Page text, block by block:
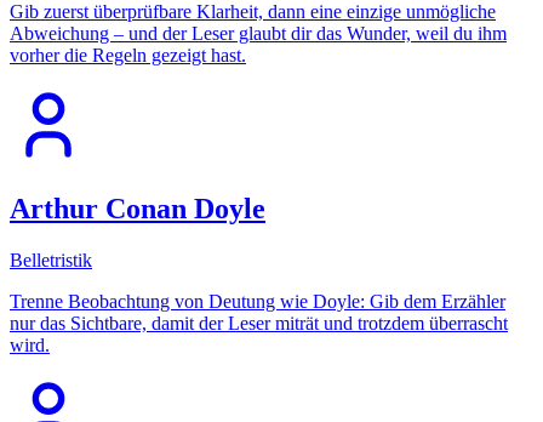
Gib zuerst überprüfbare Klarheit, dann eine einzige unmögliche
Abweichung – und der Leser glaubt dir das Wunder, weil du ihm
vorher die Regeln gezeigt hast.
Arthur Conan Doyle
Belletristik
Trenne Beobachtung von Deutung wie Doyle: Gib dem Erzähler
nur das Sichtbare, damit der Leser miträt und trotzdem überrascht
wird.